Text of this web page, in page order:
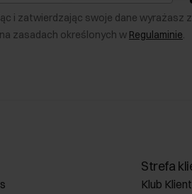
i zatwierdzając swoje dane wyrażasz
zasadach określonych w Regulaminie.
Strefa
Klub